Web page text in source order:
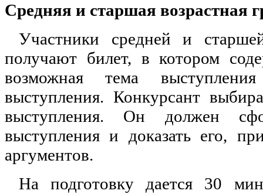
Средняя и старшая возрастная
Участники средней и
получают билет, в котором
возможная тема
выступления. Конкурсант
выступления. Он должен
выступления и доказать его,
аргументов.
На подготовку дается 30